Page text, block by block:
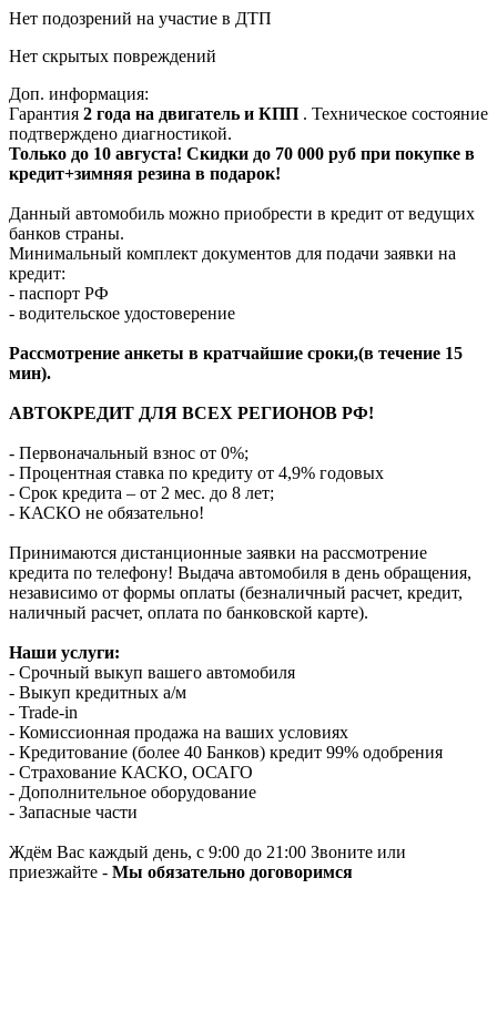
Нет подозрений на участие в ДТП
Нет скрытых повреждений
Доп. информация:
Гарантия 2 года на двигатель и КПП . Техническое состояние
подтверждено диагностикой.
Только до 10 августа! Скидки до 70 000 руб при покупке в
кредит+зимняя резина в подарок!
Данный автомобиль можно приобрести в кредит от ведущих
банков страны.
Минимальный комплект документов для подачи заявки на
кредит:
- паспорт РФ
- водительское удостоверение
Рассмотрение анкеты в кратчайшие сроки,(в течение 15
мин).
АВТОКРЕДИТ ДЛЯ ВСЕХ РЕГИОНОВ РФ!
- Первоначальный взнос от 0%;
- Процентная ставка по кредиту от 4,9% годовых
- Срок кредита – от 2 мес. до 8 лет;
- КАСКО не обязательно!
Принимаются дистанционные заявки на рассмотрение
кредита по телефону! Выдача автомобиля в день обращения,
независимо от формы оплаты (безналичный расчет, кредит,
наличный расчет, оплата по банковской карте).
Наши услуги:
- Срочный выкуп вашего автомобиля
- Выкуп кредитных а/м
- Trade-in
- Комиссионная продажа на ваших условиях
- Кредитование (более 40 Банков) кредит 99% одобрения
- Страхование КАСКО, ОСАГО
- Дополнительное оборудование
- Запасные части
Ждём Вас каждый день, с 9:00 до 21:00 Звоните или
приезжайте - Мы обязательно договоримся